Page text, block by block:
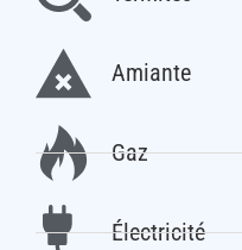
Amiante
Gaz
Électricité